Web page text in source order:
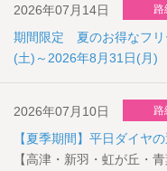
2026年07月14日 路
期間限定 夏のお得なフリ
(土)～2026年8月31日(月)
2026年07月10日 路
【夏季期間】平日ダイヤ
【高津・新羽・虹が丘・青